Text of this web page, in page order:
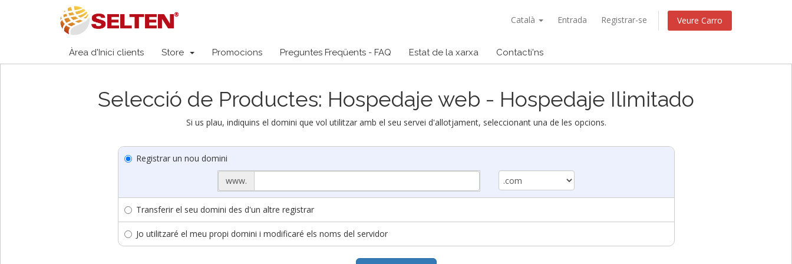
Català Entrada Registrar-se Veure Carro
Àrea d'Inici clients Store Promocions Preguntes Freqüents - FAQ Estat de la xarxa Contacti'ns
Selecció de Productes: Hospedaje web - Hospedaje Ilimitado
Si us plau, indiquins el domini que vol utilitzar amb el seu servei d'allotjament, seleccionant una de les opcions.
Registrar un nou domini
www.
Transferir el seu domini des d'un altre registrar
Jo utilitzaré el meu propi domini i modificaré els noms del servidor